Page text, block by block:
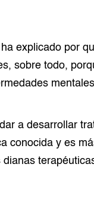
explicado por
sobre todo,
a desarrollar
conocida y es